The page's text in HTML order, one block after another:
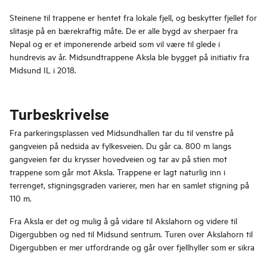
Steinene til trappene er hentet fra lokale fjell, og beskytter fjellet for
slitasje på en bærekraftig måte. De er alle bygd av sherpaer fra
Nepal og er et imponerende arbeid som vil være til glede i
hundrevis av år. Midsundtrappene Aksla ble bygget på initiativ fra
Midsund IL i 2018.
Turbeskrivelse
Fra parkeringsplassen ved Midsundhallen tar du til venstre på
gangveien på nedsida av fylkesveien. Du går ca. 800 m langs
gangveien før du krysser hovedveien og tar av på stien mot
trappene som går mot Aksla. Trappene er lagt naturlig inn i
terrenget, stigningsgraden varierer, men har en samlet stigning på
110 m.
Fra Aksla er det og mulig å gå vidare til Akslahorn og videre til
Digergubben og ned til Midsund sentrum. Turen over Akslahorn til
Digergubben er mer utfordrande og går over fjellhyller som er sikra